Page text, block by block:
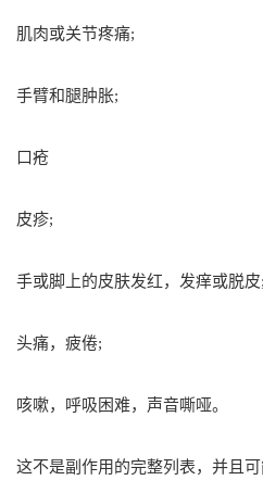
肌肉或关节疼痛;
手臂和腿肿胀;
口疮
皮疹;
手或脚上的皮肤发红，发痒或脱皮;
头痛，疲倦;
咳嗽，呼吸困难，声音嘶哑。
这不是副作用的完整列表，并且